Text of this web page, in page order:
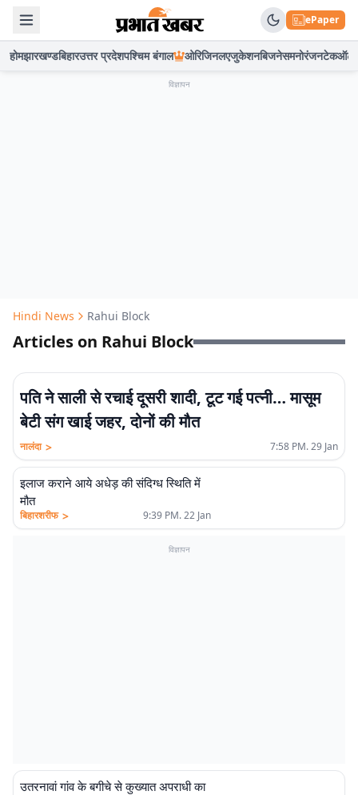
ePaper
होमझारखण्डबिहारउत्तर प्रदेशपश्चिम बंगाल ओरिजिनलएजुकेशनबिजनेसमनोरंजनटेकऑटो
विज्ञापन
Hindi News Rahui Block
Articles on Rahui Block
पति ने साली से रचाई दूसरी शादी, टूट गई पत्नी… मासूम
बेटी संग खाई जहर, दोनों की मौत
नालंदा > 7:58 PM. 29 Jan
इलाज कराने आये अधेड़ की संदिग्ध स्थिति में
मौत
बिहारशरीफ > 9:39 PM. 22 Jan
विज्ञापन
उतरनावां गांव के बगीचे से कुख्यात अपराधी का